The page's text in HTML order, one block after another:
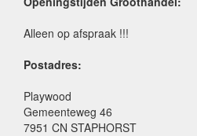
Alleen op afspraak !!!
Postadres:
Playwood
Gemeenteweg 46
7951 CN STAPHORST